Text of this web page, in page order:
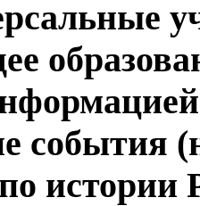
события
истории